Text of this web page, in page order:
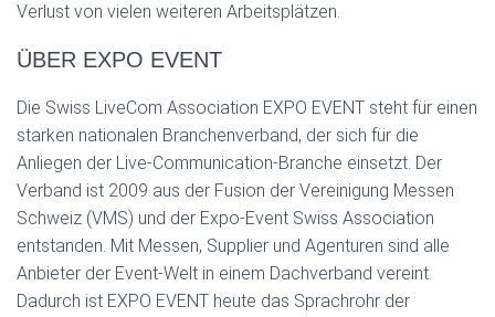
Verlust von vielen weiteren Arbeitsplätzen.
ÜBER EXPO EVENT
Die Swiss LiveCom Association EXPO EVENT steht für einen
starken nationalen Branchenverband, der sich für die
Anliegen der Live-Communication-Branche einsetzt. Der
Verband ist 2009 aus der Fusion der Vereinigung Messen
Schweiz (VMS) und der Expo-Event Swiss Association
entstanden. Mit Messen, Supplier und Agenturen sind alle
Anbieter der Event-Welt in einem Dachverband vereint.
Dadurch ist EXPO EVENT heute das Sprachrohr der